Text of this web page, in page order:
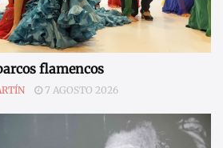
flamencos
7 AGOSTO 2026